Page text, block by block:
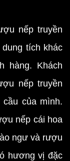
nếp truyền
tích khác
hàng. Khách
nếp truyền
của mình.
nếp cái hoa
ngư và rượu
hương vị đặc